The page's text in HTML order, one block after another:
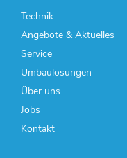
Navigation
überspringen
Technik
Angebote & Aktuelles
Service
Umbaulösungen
Über uns
Jobs
Kontakt